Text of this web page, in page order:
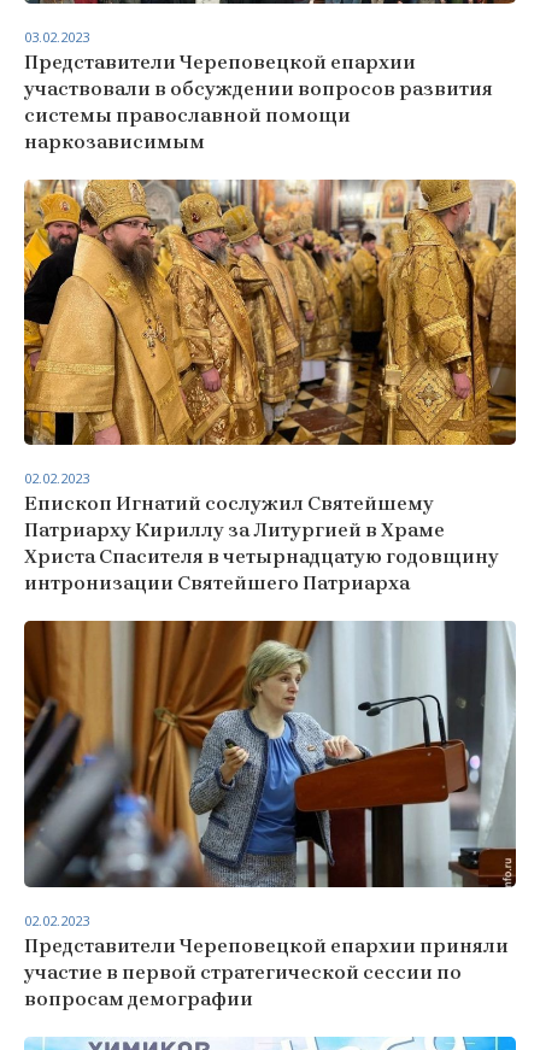
Представители Череповецкой епархии
участвовали в обсуждении вопросов развития
системы православной помощи
наркозависимым
03.02.2023
Епископ Игнатий сослужил Святейшему
Патриарху Кириллу за Литургией в Храме
Христа Спасителя в четырнадцатую годовщину
интронизации Святейшего Патриарха
02.02.2023
Представители Череповецкой епархии приняли
участие в первой стратегической сессии по
вопросам демографии
02.02.2023